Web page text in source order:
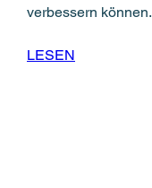
verbessern können.
LESEN